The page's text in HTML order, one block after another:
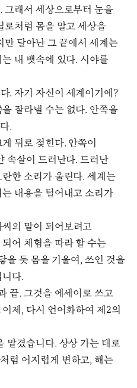
그래서 세상으로부터 눈을
로처럼 몸을 말고 세상을
만 달아난 그 끝에서 세계는
내 뱃속에 있다. 시야를
. 자기 자신이 세계이기에?
잘라낼 수는 없다. 안쪽을
.
뒤로 젖힌다. 안쪽이
속살이 드러난다. 드러난
한 소리가 울린다. 세계는
내용을 털어내고 소리가
의 말이 되어보려고
어 체험을 따라 할 수는
을 듯 몸을 기울여, 쓰인 것을
다.
끝. 그것을 에세이로 쓰고
제, 다시 언어화하여 제2의
맡겼습니다. 상상 가는 대로
럼 어지럽게 변하고, 해는